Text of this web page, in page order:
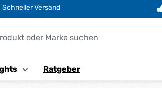
Schneller Versand
Ratgeber